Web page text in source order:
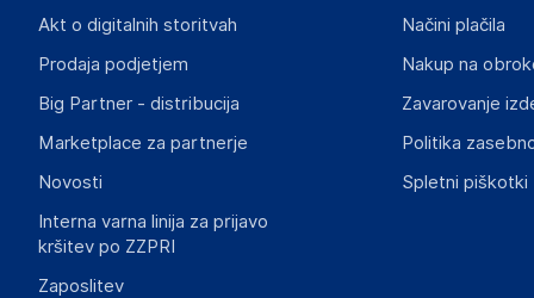
The Netherlands
Slike o varnosti izdelka
Slike o varnosti izdelka vsebujejo opozorila na embalaži
Akt o digitalnih storitvah
Prodaja podjetjem
Big Partner - distribucija
Marketplace za partnerje
Novosti
Interna varna linija za prijavo
kršitev po ZZPRI
Zaposlitev
Načini plačila
Nakup na
Zavarovanje
Politika
Spletni piškotki